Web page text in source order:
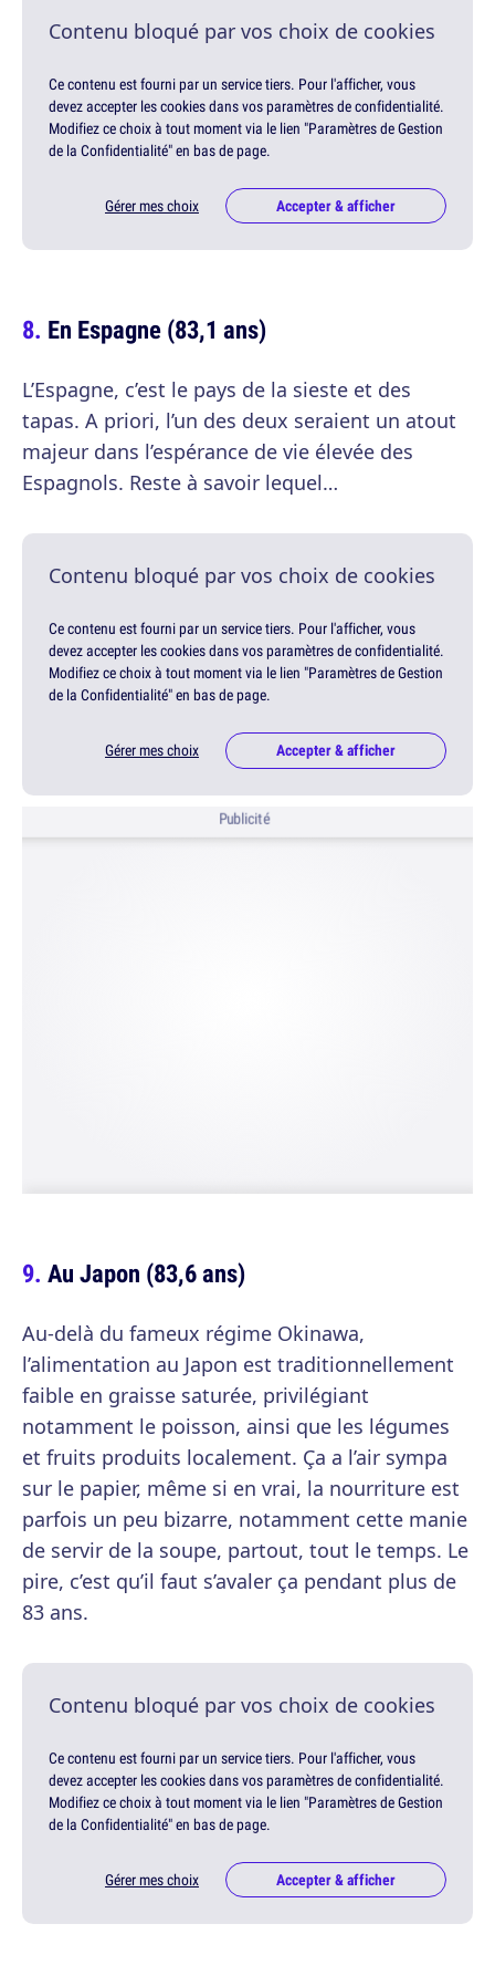
Contenu bloqué par vos choix de cookies
Ce contenu est fourni par un service tiers. Pour l'afficher, vous
devez accepter les cookies dans vos paramètres de confidentialité.
Modifiez ce choix à tout moment via le lien "Paramètres de Gestion
de la Confidentialité" en bas de page.
Gérer mes choix Accepter & afficher
En Espagne (83,1 ans)
L’Espagne, c’est le pays de la sieste et des
tapas. A priori, l’un des deux seraient un atout
majeur dans l’espérance de vie élevée des
Espagnols. Reste à savoir lequel…
Contenu bloqué par vos choix de cookies
Ce contenu est fourni par un service tiers. Pour l'afficher, vous
devez accepter les cookies dans vos paramètres de confidentialité.
Modifiez ce choix à tout moment via le lien "Paramètres de Gestion
de la Confidentialité" en bas de page.
Gérer mes choix Accepter & afficher
Publicité
Au Japon (83,6 ans)
Au-delà du fameux régime Okinawa,
l’alimentation au Japon est traditionnellement
faible en graisse saturée, privilégiant
notamment le poisson, ainsi que les légumes
et fruits produits localement. Ça a l’air sympa
sur le papier, même si en vrai, la nourriture est
parfois un peu bizarre, notamment cette manie
de servir de la soupe, partout, tout le temps. Le
pire, c’est qu’il faut s’avaler ça pendant plus de
83 ans.
Contenu bloqué par vos choix de cookies
Ce contenu est fourni par un service tiers. Pour l'afficher, vous
devez accepter les cookies dans vos paramètres de confidentialité.
Modifiez ce choix à tout moment via le lien "Paramètres de Gestion
de la Confidentialité" en bas de page.
Gérer mes choix Accepter & afficher